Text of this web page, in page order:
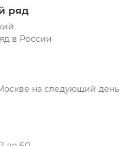
ряд
в России
на следующий день